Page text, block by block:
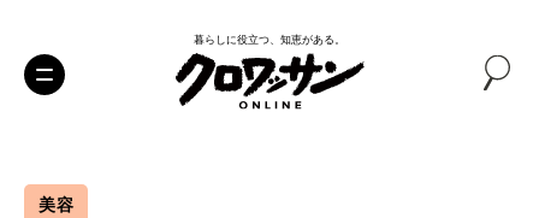
暮らしに役立つ、知恵がある。
美容